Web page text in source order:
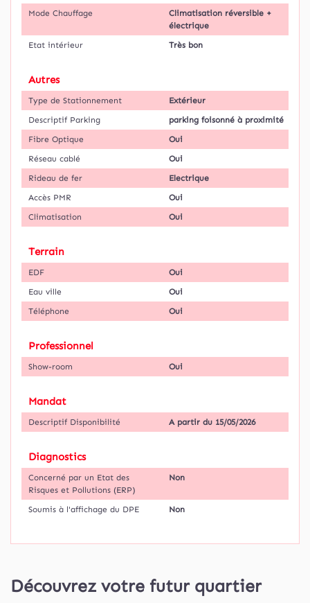
Mode Chauffage
Climatisation réversible +
électrique
Etat intérieur
Très bon
Autres
Type de Stationnement
Extérieur
Descriptif Parking
parking foisonné à proximité
Fibre Optique
Oui
Réseau cablé
Oui
Rideau de fer
Electrique
Accès PMR
Oui
Climatisation
Oui
Terrain
EDF
Oui
Eau ville
Oui
Téléphone
Oui
Professionnel
Show-room Oui
Mandat
Descriptif Disponibilité A partir du 15/05/2026
Diagnostics
Concerné par un Etat des
Risques et Pollutions (ERP)
Non
Soumis à l'affichage du DPE Non
Découvrez votre futur quartier